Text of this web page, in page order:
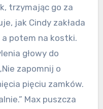
trzymając go za
jak Cindy zakłada
potem na kostki.
głowy do
zapomnij o
pięciu zamków.
Max puszcza